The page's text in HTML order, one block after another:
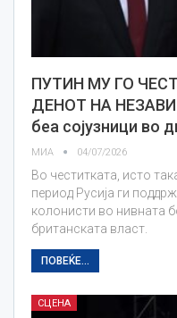
ПУТИН МУ ГО
ДЕНОТ НА
беа сојузници во
МИА 04/07/2026
Во честитката, исто
период Русија ги
колонисти во нивната
британската власт.
ПОВЕЌЕ...
СЦЕНА